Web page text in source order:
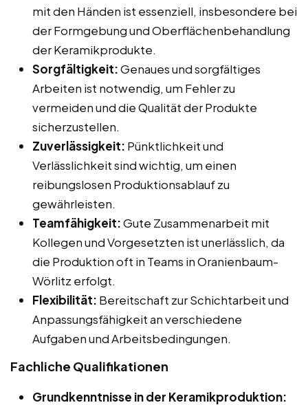
mit den Händen ist essenziell, insbesondere bei
der Formgebung und Oberflächenbehandlung
der Keramikprodukte.
Sorgfältigkeit:Genaues und sorgfältiges
Arbeiten ist notwendig, um Fehler zu
vermeiden und die Qualität der Produkte
sicherzustellen.
Zuverlässigkeit: Pünktlichkeit und
Verlässlichkeit sind wichtig, um einen
reibungslosen Produktionsablauf zu
gewährleisten.
Teamfähigkeit:Gute Zusammenarbeit mit
Kollegen und Vorgesetzten ist unerlässlich, da
die Produktion oft in Teams in Oranienbaum-
Wörlitz erfolgt.
Flexibilität: Bereitschaft zur Schichtarbeit und
Anpassungsfähigkeit an verschiedene
Aufgaben und Arbeitsbedingungen.
Fachliche Qualifikationen
Grundkenntnisse in der Keramikproduktion: